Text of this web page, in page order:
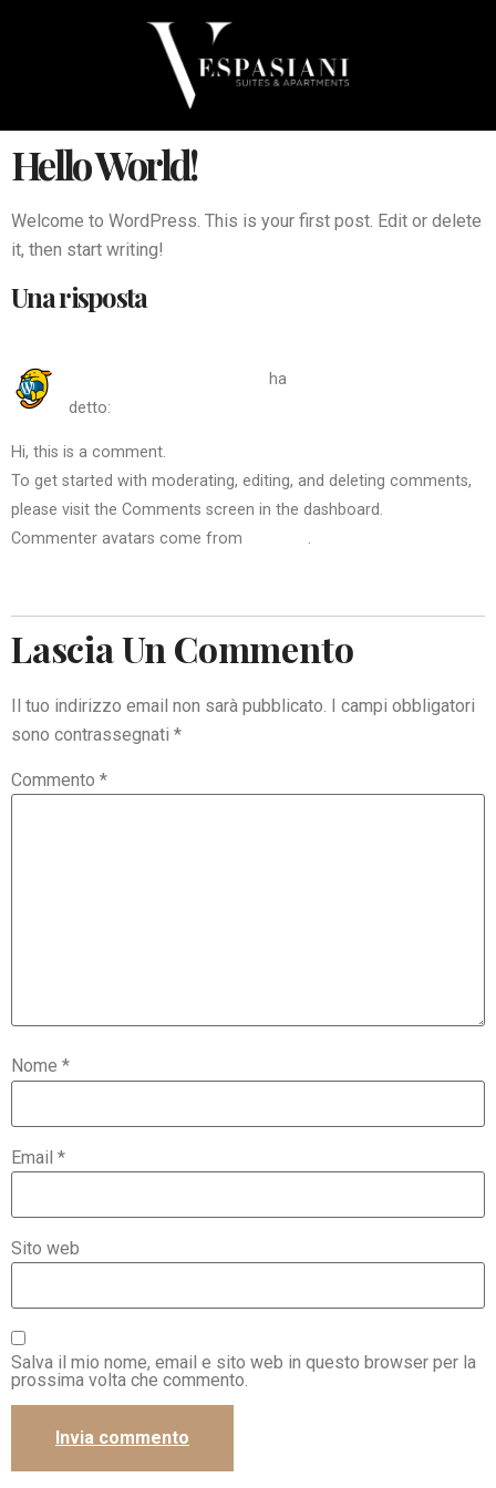
Hello World!
Welcome to WordPress. This is your first post. Edit or delete
it, then start writing!
Una risposta
ha
detto:
Hi, this is a comment.
To get started with moderating, editing, and deleting comments,
please visit the Comments screen in the dashboard.
Commenter avatars come from
.
Lascia Un Commento
Il tuo indirizzo email non sarà pubblicato. I campi obbligatori
sono contrassegnati *
Commento *
Nome *
Email *
Sito web
Salva il mio nome, email e sito web in questo browser per la
prossima volta che commento.